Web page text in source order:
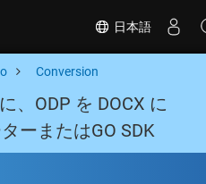
日本語
Conversion
、ODP を DOCX に
ーまたはGO SDK